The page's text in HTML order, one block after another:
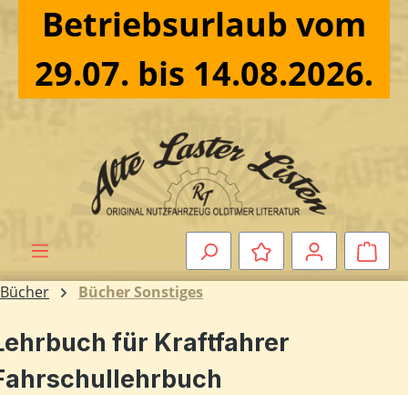
Zum Hauptinhalt springen
Betriebsurlaub vom
29.07. bis 14.08.2026.
Bücher Bücher Sonstiges
für Kraftfahrer